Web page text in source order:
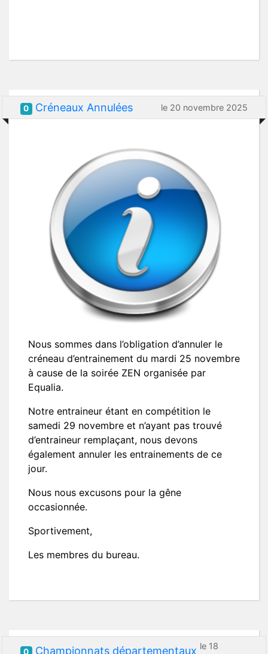
0 Créneaux Annulées le 20 novembre 2025
Nous sommes dans l’obligation d’annuler le
créneau d’entrainement du mardi 25 novembre
à cause de la soirée ZEN organisée par
Equalia.
Notre entraineur étant en compétition le
samedi 29 novembre et n’ayant pas trouvé
d’entraineur remplaçant, nous devons
également annuler les entrainements de ce
jour.
Nous nous excusons pour la gêne
occasionnée.
Sportivement,
Les membres du bureau.
0 Championnats départementaux le 18